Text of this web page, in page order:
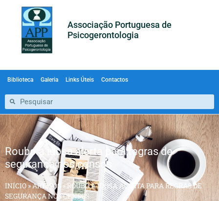
Associação Portuguesa de
Psicogerontologia
Biblioteca Galeria Links Úteis Contactos
Roubo a idosa alerta para regras de
segurança nos censos
INÍCIO»ARTIGOS »ROUBO A IDOSA ALERTA PARA REGRAS DE
SEGURANÇA NOS CENSOS